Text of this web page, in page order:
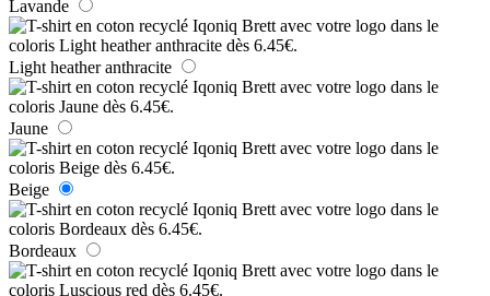
Lavande
Light heather anthracite
Jaune
Beige
Bordeaux